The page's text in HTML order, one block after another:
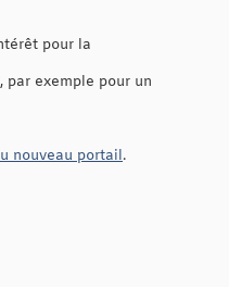
pour la
exemple pour un
nouveau portail.